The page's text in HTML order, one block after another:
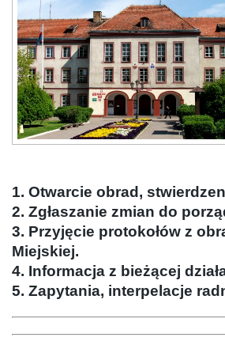
1. Otwarcie obrad,
2. Zgłaszanie zmian do
3. Przyjęcie protokołów z
Miejskiej.
4. Informacja z bieżącej
5. Zapytania, interpelacje